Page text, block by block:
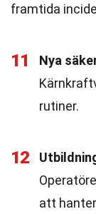
framtida
11 Nya
rutiner.
12
att